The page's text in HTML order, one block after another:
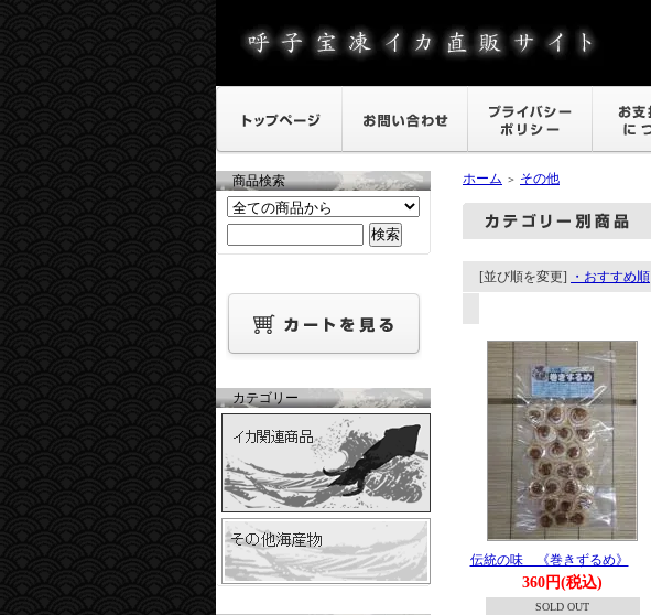
商品検索
カテゴリー
ホーム ＞ その他
[並び順を変更] ・おすすめ順
伝統の味 《巻きずるめ》
360円(税込)
SOLD OUT